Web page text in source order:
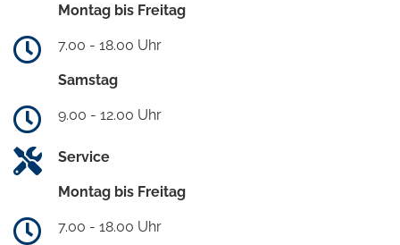
Montag bis Freitag
7.00 - 18.00 Uhr
Samstag
9.00 - 12.00 Uhr
Service
Montag bis Freitag
7.00 - 18.00 Uhr